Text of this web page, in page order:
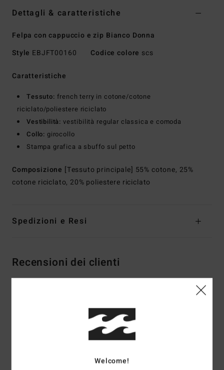
Dettagli & caratteristiche
Felpa con cappuccio e zip Bianco Donna
Style EBJFT00160 Codice colore scs
Caratteristiche
Tessuto: french terry in cotone/cotone
riciclato/poliestere riciclato
Vestibilità: vestibilità regular classica e comoda
Collo: girocollo
Stampa grafica a sbuffo sul petto
Composizione [Tessuto principale] 55% cotone, 25%
cotone riciclato, 20% poliestere riciclato
Spedizioni e Resi
Recensioni dei clienti
4.5/5
2 recensioni verificate
Il 50% dei nostri clienti consiglia questo prodotto
Welcome!